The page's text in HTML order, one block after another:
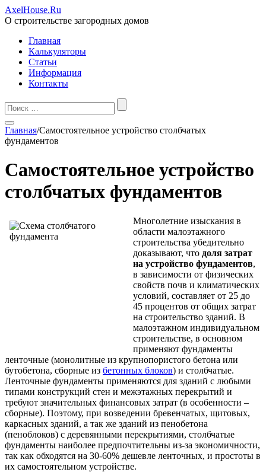
AxelHouse.Ru
О строительстве загородных домов
Главная
Калькуляторы
Статьи
Информация
Контакты
Главная/Самостоятельное устройство столбчатых
фундаментов
Самостоятельное устройство
столбчатых фундаментов
Многолетние изыскания в
области малоэтажного
строительства убедительно
доказывают, что доля затрат
на устройство фундаментов,
в зависимости от физических
свойств почв и климатических
условий, составляет от 25 до
45 процентов от общих затрат
на строительство зданий. В
малоэтажном индивидуальном
строительстве, в основном
применяют фундаменты
ленточные (монолитные из крупнопористого бетона или
бутобетона, сборные из бетонных блоков) и столбчатые.
Ленточные фундаменты применяются для зданий с любыми
типами конструкций стен и межэтажных перекрытий и
требуют значительных финансовых затрат (в особенности –
сборные). Поэтому, при возведении бревенчатых, щитовых,
каркасных зданий, а так же зданий из пенобетона
(пеноблоков) с деревянными перекрытиями, столбчатые
фундаменты наиболее предпочтительны из-за экономичности,
так как обходятся на 30-60% дешевле ленточных, и простоты в
их самостоятельном устройстве.